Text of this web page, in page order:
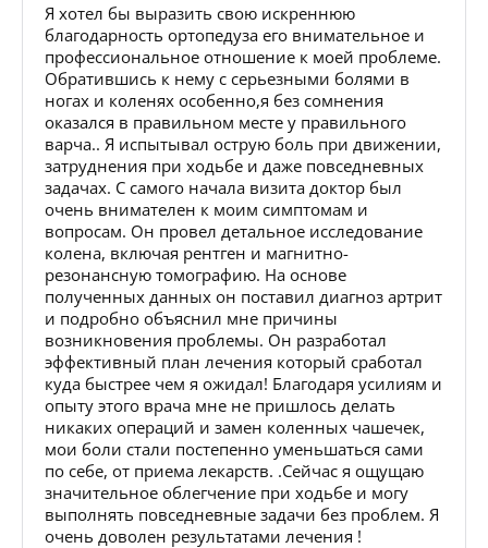
Я хотел бы выразить свою искреннюю
благодарность ортопедуза его внимательное и
профессиональное отношение к моей проблеме.
Обратившись к нему с серьезными болями в
ногах и коленях особенно,я без сомнения
оказался в правильном месте у правильного
варча.. Я испытывал острую боль при движении,
затруднения при ходьбе и даже повседневных
задачах. С самого начала визита доктор был
очень внимателен к моим симптомам и
вопросам. Он провел детальное исследование
колена, включая рентген и магнитно-
резонансную томографию. На основе
полученных данных он поставил диагноз артрит
и подробно объяснил мне причины
возникновения проблемы. Он разработал
эффективный план лечения который сработал
куда быстрее чем я ожидал! Благодаря усилиям и
опыту этого врача мне не пришлось делать
никаких операций и замен коленных чашечек,
мои боли стали постепенно уменьшаться сами
по себе, от приема лекарств. .Сейчас я ощущаю
значительное облегчение при ходьбе и могу
выполнять повседневные задачи без проблем. Я
очень доволен результатами лечения !